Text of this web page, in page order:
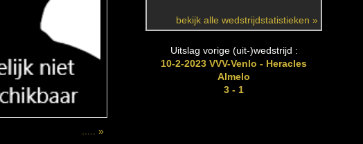
..... »
bekijk alle wedstrijdstatistieken »
Uitslag vorige (uit-)wedstrijd :
10-2-2023 VVV-Venlo - Heracles
Almelo
3 - 1